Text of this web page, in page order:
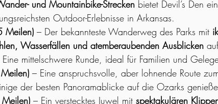
und Mountainbike-Strecken bietet Devil’s Den
Outdoor-Erlebnisse in Arkansas.
Meilen) – Der bekannteste Wanderweg des Parks mit
Wasserfällen und atemberaubenden Ausblicken
mittelschwere Runde, ideal für Familien und
– Eine anspruchsvolle, aber lohnende Route
der besten Panoramablicke auf die Ozarks
– Ein verstecktes Juwel mit spektakulären